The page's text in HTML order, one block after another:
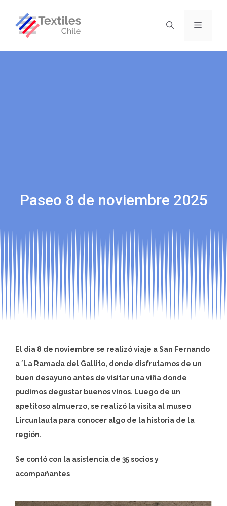
Paseo 8 de noviembre 2025
El dia 8 de noviembre se realizó viaje a San Fernando
a ´La Ramada del Gallito, donde disfrutamos de un
buen desayuno antes de visitar una viña donde
pudimos degustar buenos vinos. Luego de un
apetitoso almuerzo, se realizó la visita al museo
Lircunlauta para conocer algo de la historia de la
región.
Se contó con la asistencia de 35 socios y
acompañantes